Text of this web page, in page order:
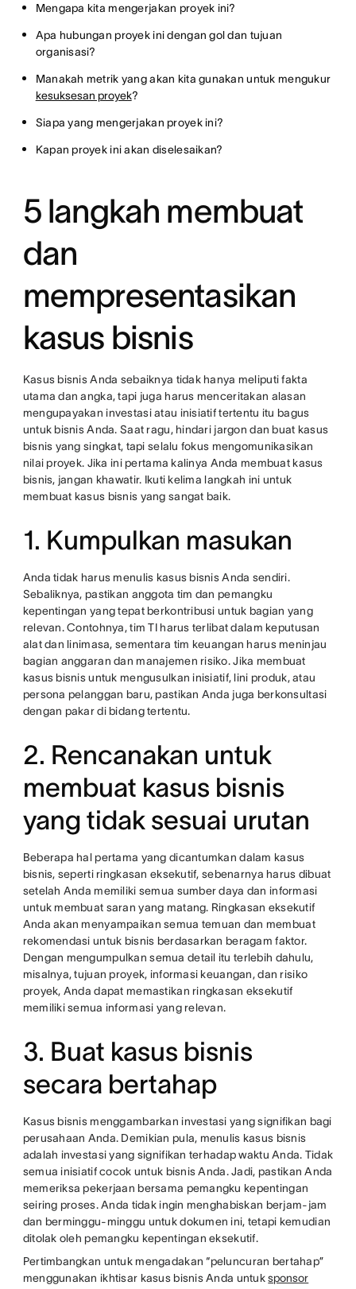
Mengapa kita mengerjakan proyek ini?
Apa hubungan proyek ini dengan gol dan tujuan
organisasi?
Manakah metrik yang akan kita gunakan untuk mengukur
kesuksesan proyek?
Siapa yang mengerjakan proyek ini?
Kapan proyek ini akan diselesaikan?
5 langkah membuat
dan
mempresentasikan
kasus bisnis
Kasus bisnis Anda sebaiknya tidak hanya meliputi fakta
utama dan angka, tapi juga harus menceritakan alasan
mengupayakan investasi atau inisiatif tertentu itu bagus
untuk bisnis Anda. Saat ragu, hindari jargon dan buat kasus
bisnis yang singkat, tapi selalu fokus mengomunikasikan
nilai proyek. Jika ini pertama kalinya Anda membuat kasus
bisnis, jangan khawatir. Ikuti kelima langkah ini untuk
membuat kasus bisnis yang sangat baik.
1. Kumpulkan masukan
Anda tidak harus menulis kasus bisnis Anda sendiri.
Sebaliknya, pastikan anggota tim dan pemangku
kepentingan yang tepat berkontribusi untuk bagian yang
relevan. Contohnya, tim TI harus terlibat dalam keputusan
alat dan linimasa, sementara tim keuangan harus meninjau
bagian anggaran dan manajemen risiko. Jika membuat
kasus bisnis untuk mengusulkan inisiatif, lini produk, atau
persona pelanggan baru, pastikan Anda juga berkonsultasi
dengan pakar di bidang tertentu.
2. Rencanakan untuk
membuat kasus bisnis
yang tidak sesuai urutan
Beberapa hal pertama yang dicantumkan dalam kasus
bisnis, seperti ringkasan eksekutif, sebenarnya harus dibuat
setelah Anda memiliki semua sumber daya dan informasi
untuk membuat saran yang matang. Ringkasan eksekutif
Anda akan menyampaikan semua temuan dan membuat
rekomendasi untuk bisnis berdasarkan beragam faktor.
Dengan mengumpulkan semua detail itu terlebih dahulu,
misalnya, tujuan proyek, informasi keuangan, dan risiko
proyek, Anda dapat memastikan ringkasan eksekutif
memiliki semua informasi yang relevan.
3. Buat kasus bisnis
secara bertahap
Kasus bisnis menggambarkan investasi yang signifikan bagi
perusahaan Anda. Demikian pula, menulis kasus bisnis
adalah investasi yang signifikan terhadap waktu Anda. Tidak
semua inisiatif cocok untuk bisnis Anda. Jadi, pastikan Anda
memeriksa pekerjaan bersama pemangku kepentingan
seiring proses. Anda tidak ingin menghabiskan berjam-jam
dan berminggu-minggu untuk dokumen ini, tetapi kemudian
ditolak oleh pemangku kepentingan eksekutif.
Pertimbangkan untuk mengadakan “peluncuran bertahap”
menggunakan ikhtisar kasus bisnis Anda untuksponsor